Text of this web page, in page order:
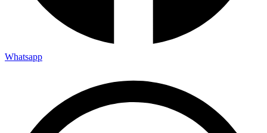
Whatsapp